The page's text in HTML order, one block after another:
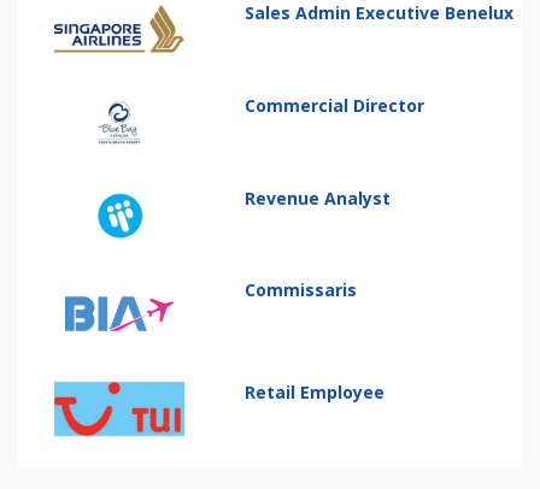
Sales Admin Executive Benelux
Commercial Director
Revenue Analyst
Commissaris
Retail Employee